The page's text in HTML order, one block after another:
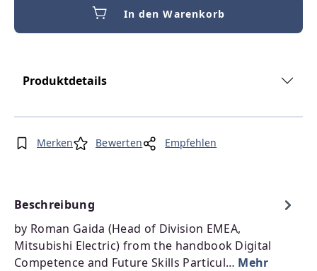
In den Warenkorb
Produktdetails
Merken Bewerten Empfehlen
Beschreibung
by Roman Gaida (Head of Division EMEA,
Mitsubishi Electric) from the handbook Digital
Competence and Future Skills Particul… Mehr